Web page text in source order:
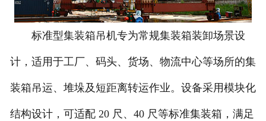
标准型集装箱吊机专为常规集装箱装卸场景设
计，适用于工厂、码头、货场、物流中心等场所的集
装箱吊运、堆垛及短距离转运作业。设备采用模块化
结构设计，可适配 20 尺、40 尺等标准集装箱，满足